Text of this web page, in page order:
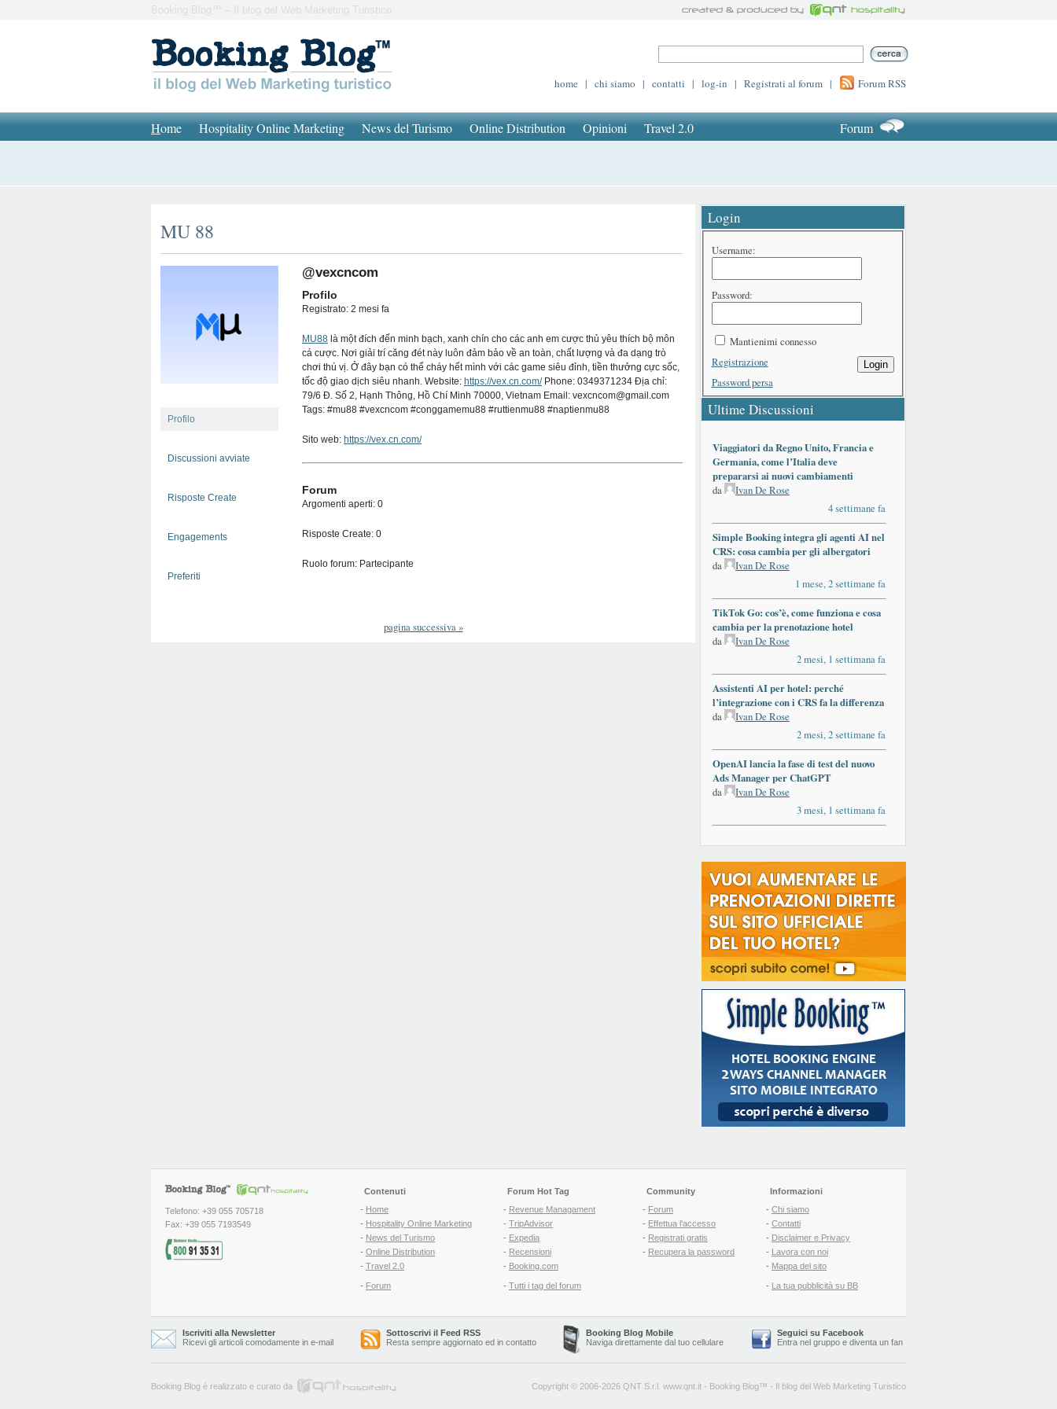
Booking Blog™ – Il blog del Web Marketing Turistico
home | chi siamo | contatti | log-in | Registrati al forum | Forum RSS
Home Hospitality Online Marketing News del Turismo Online Distribution Opinioni Travel 2.0 Forum
MU 88
Profilo
Discussioni avviate
Risposte Create
Engagements
Preferiti
@vexcncom
Profilo
Registrato: 2 mesi fa
MU88 là một đích đến minh bạch, xanh chín cho các anh em cược thủ yêu thích bộ môn
cá cược. Nơi giải trí căng đét này luôn đảm bảo về an toàn, chất lượng và đa dạng trò
chơi thú vị. Ở đây bạn có thể cháy hết mình với các game siêu đỉnh, tiền thưởng cực sốc,
tốc độ giao dịch siêu nhanh. Website: https://vex.cn.com/Phone: 0349371234 Địa chỉ:
79/6 Đ. Số 2, Hạnh Thông, Hồ Chí Minh 70000, Vietnam Email: vexcncom@gmail.com
Tags: #mu88 #vexcncom #conggamemu88 #ruttienmu88 #naptienmu88
Sito web: https://vex.cn.com/
Forum
Argomenti aperti: 0
Risposte Create: 0
Ruolo forum: Partecipante
pagina successiva»
Login
Username:
Password:
Mantienimi connesso
Login
Registrazione
Password persa
Ultime Discussioni
Viaggiatori da Regno Unito, Francia e
Germania, come l’Italia deve
prepararsi ai nuovi cambiamenti
da
Ivan De Rose
4 settimane fa
Simple Booking integra gli agenti AI nel
CRS: cosa cambia per gli albergatori
da
Ivan De Rose
1 mese, 2 settimane fa
TikTok Go: cos’è, come funziona e cosa
cambia per la prenotazione hotel
da
Ivan De Rose
2 mesi, 1 settimana fa
Assistenti AI per hotel: perché
l’integrazione con i CRS fa la differenza
da
Ivan De Rose
2 mesi, 2 settimane fa
OpenAI lancia la fase di test del nuovo
Ads Manager per ChatGPT
da
Ivan De Rose
3 mesi, 1 settimana fa
Telefono: +39 055 705718
Fax: +39 055 7193549
Contenuti
- Home
- Hospitality Online Marketing
- News del Turismo
- Online Distribution
- Travel 2.0
- Forum
Forum Hot Tag
- Revenue Managament
- TripAdvisor
- Expedia
- Recensioni
- Booking.com
- Tutti i tag del forum
Community
- Forum
- Effettua l'accesso
- Registrati gratis
- Recupera la password
Informazioni
- Chi siamo
- Contatti
- Disclaimer e Privacy
- Lavora con noi
- Mappa del sito
- La tua pubblicità su BB
Iscriviti alla Newsletter
Ricevi gli articoli comodamente in e-mail
Sottoscrivi il Feed RSS
Resta sempre aggiornato ed in contatto
Booking Blog Mobile
Naviga direttamente dal tuo cellulare
Seguici su Facebook
Entra nel gruppo e diventa un fan
Booking Blog è realizzato e curato da Copyright © 2006-2026 QNT S.r.l. www.qnt.it - Booking Blog™ - Il blog del Web Marketing Turistico